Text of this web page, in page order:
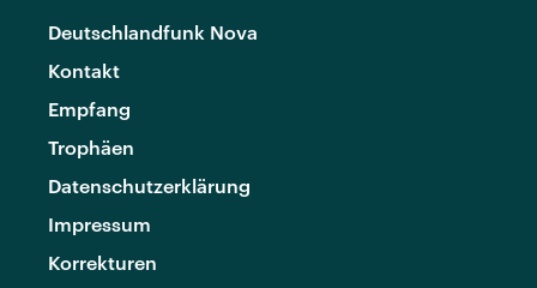
Deutschlandfunk Nova
Kontakt
Empfang
Trophäen
Datenschutzerklärung
Impressum
Korrekturen